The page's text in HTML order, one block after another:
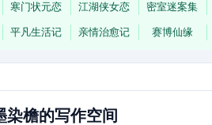
寒门状元恋 江湖侠女恋 密室迷案集
平凡生活记 亲情治愈记 赛博仙缘
染檐的写作空间